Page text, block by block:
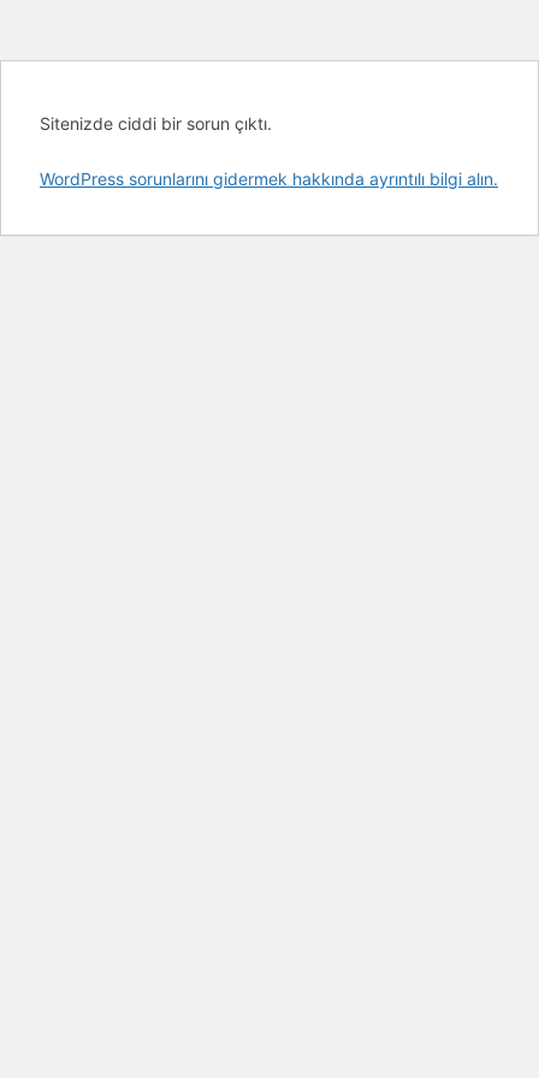
Sitenizde ciddi bir sorun çıktı.
WordPress sorunlarını gidermek hakkında ayrıntılı bilgi alın.